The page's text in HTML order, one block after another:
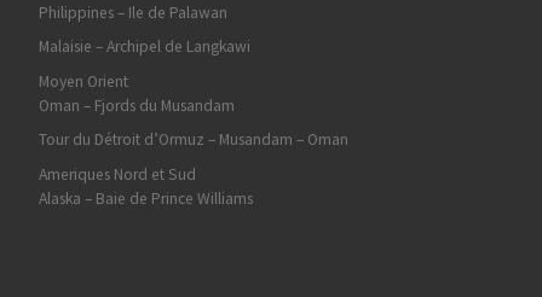
Philippines – Ile de Palawan
Malaisie – Archipel de Langkawi
Moyen Orient
Oman – Fjords du Musandam
Tour du Détroit d’Ormuz – Musandam – Oman
Ameriques Nord et Sud
Alaska – Baie de Prince Williams